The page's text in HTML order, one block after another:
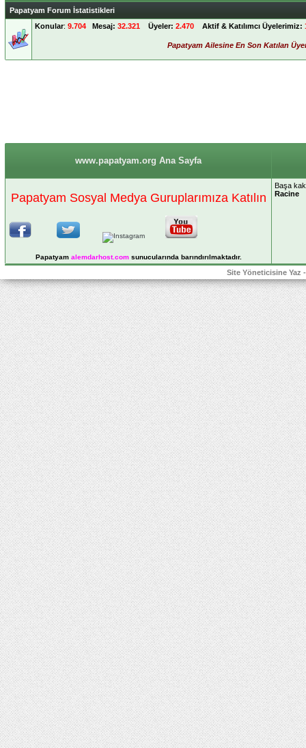
Papatyam Forum İstatistikleri
Konular: 9.704 Mesaj: 32.321 Üyeler: 2.470 Aktif & Katılımcı Üyelerimiz:
Papatyam Ailesine En Son Katılan
www.papatyam.org Ana Sayfa
Papatyam Sosyal Medya Guruplarımıza Katılın
Papatyam alemdarhost.comsunucularında barındırılmaktadır.
Başa
Racine
Site Yöneticisine Yaz